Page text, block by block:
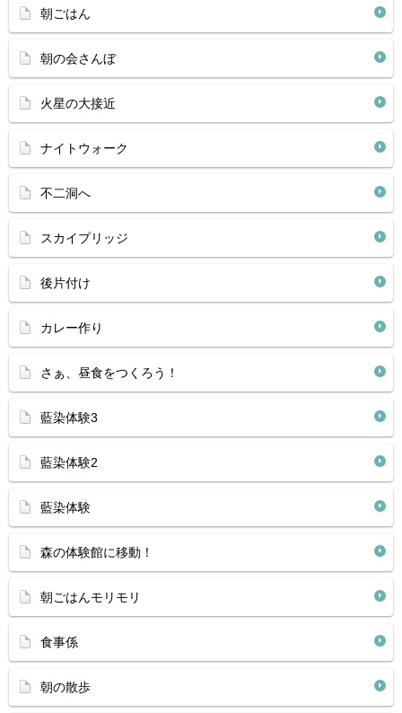
朝ごはん
朝の会さんぼ
火星の大接近
ナイトウォーク
不二洞へ
スカイプリッジ
後片付け
カレー作り
さぁ、昼食をつくろう！
藍染体験3
藍染体験2
藍染体験
森の体験館に移動！
朝ごはんモリモリ
食事係
朝の散歩